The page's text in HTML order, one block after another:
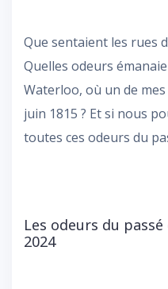
Que sentaient les rues
Quelles odeurs
Waterloo, où un de
juin 1815 ? Et si nous
toutes ces odeurs du
Les odeurs du
2024